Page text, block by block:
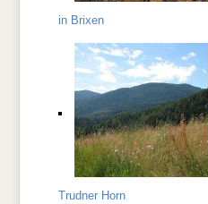
in Brixen
Trudner Horn